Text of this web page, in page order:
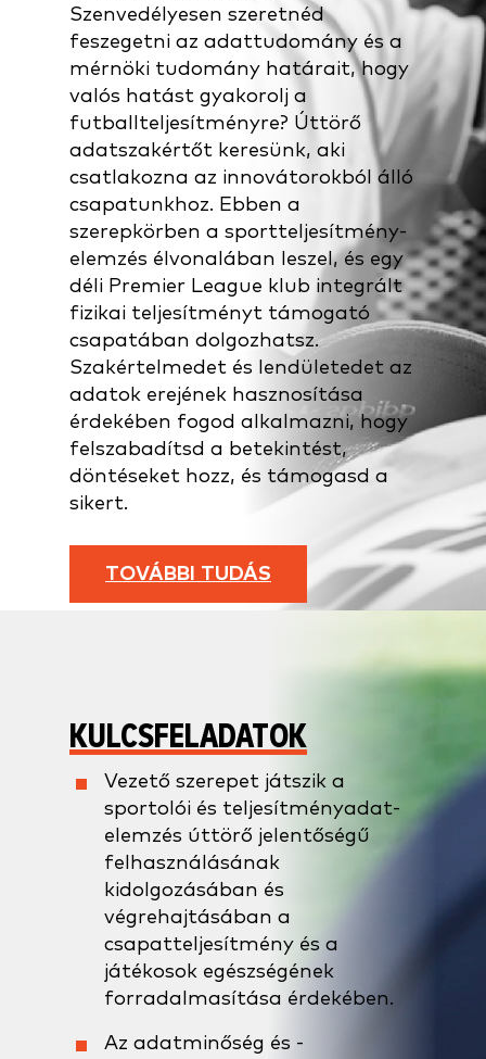
Szenvedélyesen szeretnéd
feszegetni az adattudomány és a
mérnöki tudomány határait, hogy
valós hatást gyakorolj a
futballteljesítményre? Úttörő
adatszakértőt keresünk, aki
csatlakozna az innovátorokból álló
csapatunkhoz. Ebben a
szerepkörben a sportteljesítmény-
elemzés élvonalában leszel, és egy
déli Premier League klub integrált
fizikai teljesítményt támogató
csapatában dolgozhatsz.
Szakértelmedet és lendületedet az
adatok erejének hasznosítása
érdekében fogod alkalmazni, hogy
felszabadítsd a betekintést,
döntéseket hozz, és támogasd a
sikert.
TOVÁBBI TUDÁS
KULCSFELADATOK
Vezető szerepet játszik a
sportolói és teljesítményadat-
elemzés úttörő jelentőségű
felhasználásának
kidolgozásában és
végrehajtásában a
csapatteljesítmény és a
játékosok egészségének
forradalmasítása érdekében.
Az adatminőség és -